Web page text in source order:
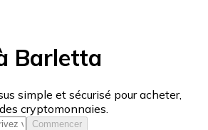
Barletta
simple et sécurisé pour acheter,
cryptomonnaies.
Commencer